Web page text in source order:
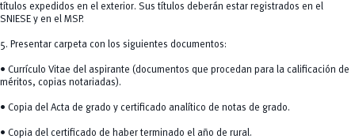
títulos expedidos en el exterior. Sus títulos deberán estar registrados en el
SNIESE y en el MSP.
5. Presentar carpeta con los siguientes documentos:
• Currículo Vitae del aspirante (documentos que procedan para la calificación de
méritos, copias notariadas).
• Copia del Acta de grado y certificado analítico de notas de grado.
• Copia del certificado de haber terminado el año de rural.